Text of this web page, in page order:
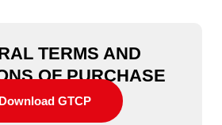
TERMS AND
OF PURCHASE
Download GTCP